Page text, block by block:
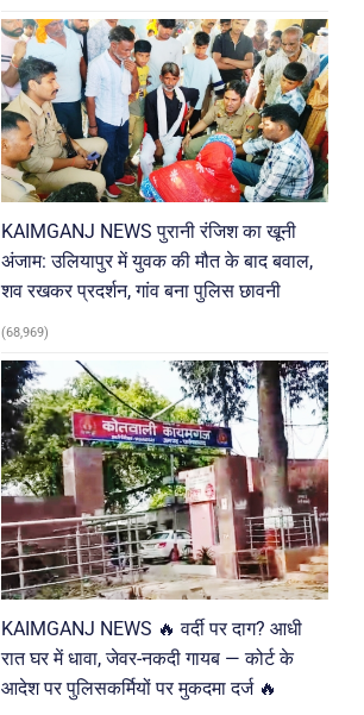
KAIMGANJ NEWS पुरानी रंजिश का खूनी
अंजाम: उलियापुर में युवक की मौत के बाद बवाल,
शव रखकर प्रदर्शन, गांव बना पुलिस छावनी
(68,969)
KAIMGANJ NEWS 🔥 वर्दी पर दाग? आधी
रात घर में धावा, जेवर-नकदी गायब — कोर्ट के
आदेश पर पुलिसकर्मियों पर मुकदमा दर्ज 🔥